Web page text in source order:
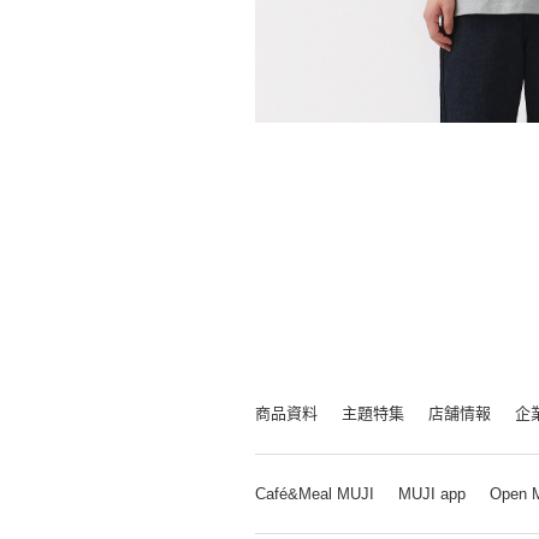
商品資料 主題特集 店舗情報 企
Café&Meal MUJI MUJI app Open